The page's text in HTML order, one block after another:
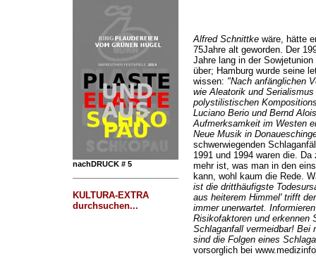
nachDRUCK # 5
KULTURA-EXTRA
durchsuchen...
Alfred Schnittkewäre, hätte
75Jahre alt geworden. Der
Jahre lang in der
über; Hamburg wurde seine
wissen: "Nach anfänglichen
wie Aleatorik und
polystilistischen
Luciano Berio und Bernd
Aufmerksamkeit im Westen
Neue Musik in
schwerwiegenden
1991 und 1994 waren die.
mehr ist, was man in den
kann, wohl kaum die Rede.
ist die dritthäufigste
aus heiterem Himmel' trifft
immer unerwartet.
Risikofaktoren und erkennen
Schlaganfall vermeidbar! Bei
sind die Folgen eines
vorsorglich bei